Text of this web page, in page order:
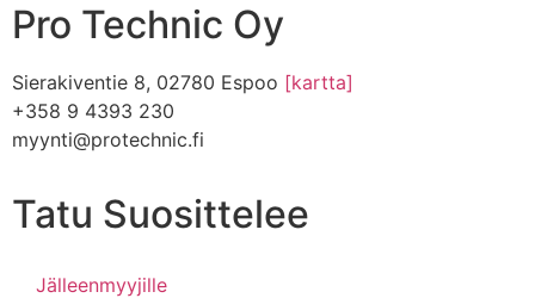
Pro Technic Oy
Sierakiventie 8, 02780 Espoo [kartta]
+358 9 4393 230
myynti@protechnic.fi
Tatu Suosittelee
Jälleenmyyjille